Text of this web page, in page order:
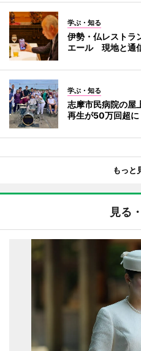
学ぶ・知る
伊勢・仏レストラ
エール 現地と通
学ぶ・知る
志摩市民病院の
再生が50万回超に
もっと
見る